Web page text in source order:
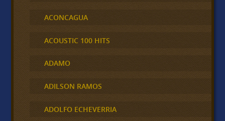
ACONCAGUA
ACOUSTIC 100 HITS
ADAMO
ADILSON RAMOS
ADOLFO ECHEVERRIA